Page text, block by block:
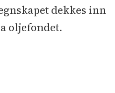
dekkes inn
oljefondet.